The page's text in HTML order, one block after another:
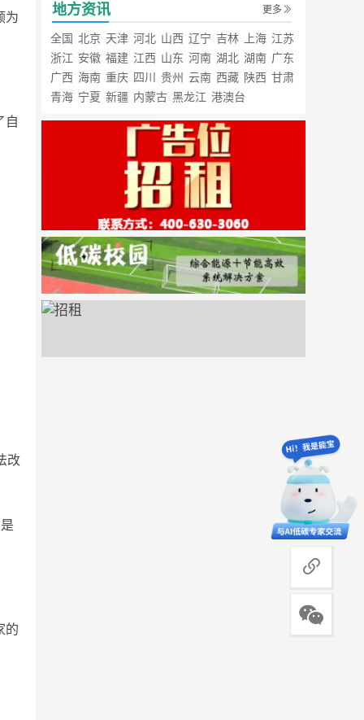
为
自
改
的
地方资讯 更多
全国 北京 天津 河北 山西 辽宁 吉林 上海 江苏
浙江 安徽 福建 江西 山东 河南 湖北 湖南 广东
广西 海南 重庆 四川 贵州 云南 西藏 陕西 甘肃
青海 宁夏 新疆 内蒙古 黑龙江 港澳台